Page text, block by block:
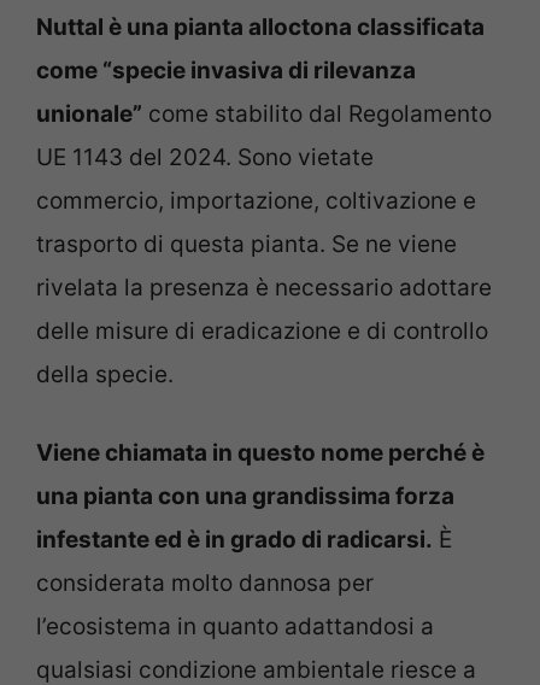
Nuttal è una pianta alloctona classificata
come “specie invasiva di rilevanza
unionale” come stabilito dal Regolamento
UE 1143 del 2024. Sono vietate
commercio, importazione, coltivazione e
trasporto di questa pianta. Se ne viene
rivelata la presenza è necessario adottare
delle misure di eradicazione e di controllo
della specie.
Viene chiamata in questo nome perché è
una pianta con una grandissima forza
infestante ed è in grado di radicarsi. È
considerata molto dannosa per
l’ecosistema in quanto adattandosi a
qualsiasi condizione ambientale riesce a